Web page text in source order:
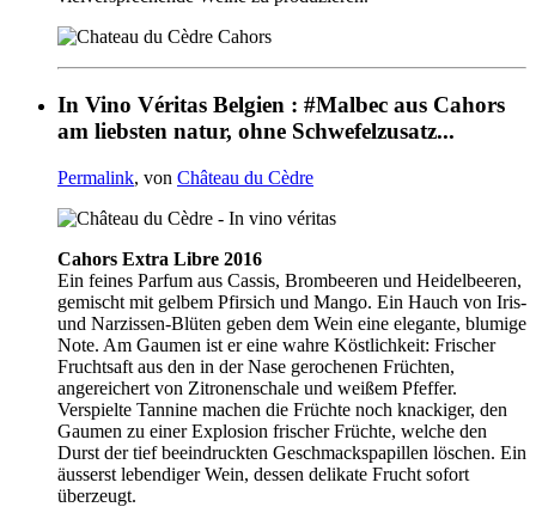
In Vino Véritas Belgien : #Malbec aus Cahors
am liebsten natur, ohne Schwefelzusatz...
Permalink, von Château du Cèdre
Cahors Extra Libre 2016
Ein feines Parfum aus Cassis, Brombeeren und Heidelbeeren,
gemischt mit gelbem Pfirsich und Mango. Ein Hauch von Iris-
und Narzissen-Blüten geben dem Wein eine elegante, blumige
Note. Am Gaumen ist er eine wahre Köstlichkeit: Frischer
Fruchtsaft aus den in der Nase gerochenen Früchten,
angereichert von Zitronenschale und weißem Pfeffer.
Verspielte Tannine machen die Früchte noch knackiger, den
Gaumen zu einer Explosion frischer Früchte, welche den
Durst der tief beeindruckten Geschmackspapillen löschen. Ein
äusserst lebendiger Wein, dessen delikate Frucht sofort
überzeugt.